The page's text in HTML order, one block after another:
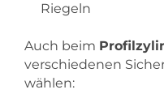
Riegeln
Auch beim
verschiedenen
wählen: